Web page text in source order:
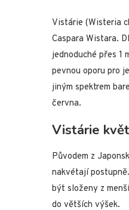
Vistárie (Wisteria
Caspara Wistara.
jednoduché přes 1
pevnou oporu pro
jiným spektrem
června.
Vistárie
Původem z
nakvétají
být složeny z
do větších výšek.